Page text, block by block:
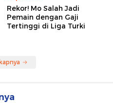
Rekor! Mo Salah Jadi
Pemain dengan Gaji
Tertinggi di Liga Turki